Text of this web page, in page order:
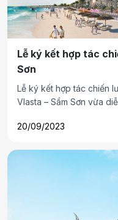
Lễ ký kết hợp tác
Sơn
Lễ ký kết hợp tác chiến
Vlasta – Sầm Sơn vừa
20/09/2023